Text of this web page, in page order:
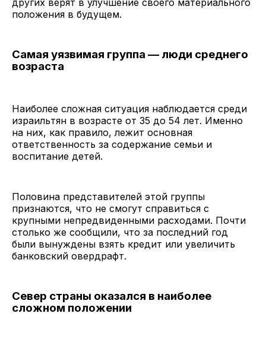
положения в будущем.
Самая уязвимая группа — люди среднего
возраста
Наиболее сложная ситуация наблюдается среди
израильтян в возрасте от 35 до 54 лет. Именно
на них, как правило, лежит основная
ответственность за содержание семьи и
воспитание детей.
Половина представителей этой группы
признаются, что не смогут справиться с
крупными непредвиденными расходами. Почти
столько же сообщили, что за последний год
были вынуждены взять кредит или увеличить
банковский овердрафт.
Север страны оказался в наиболее
сложном положении